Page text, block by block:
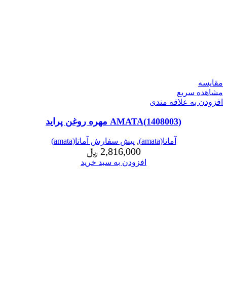
مقایسه
مشاهده سریع
افزودن به علاقه مندی
(1408003)AMATA مهره روغن پراید
آماتا(amata) , پیش سفارش آماتا(amata)
2,816,000 ﷼
افزودن به سبد خرید